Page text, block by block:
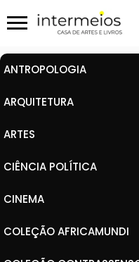
ANTROPOLOGIA
ARQUITETURA
ARTES
CIÊNCIA POLÍTICA
CINEMA
COLEÇÃO AFRICAMUNDI
Políticas de
diferença em